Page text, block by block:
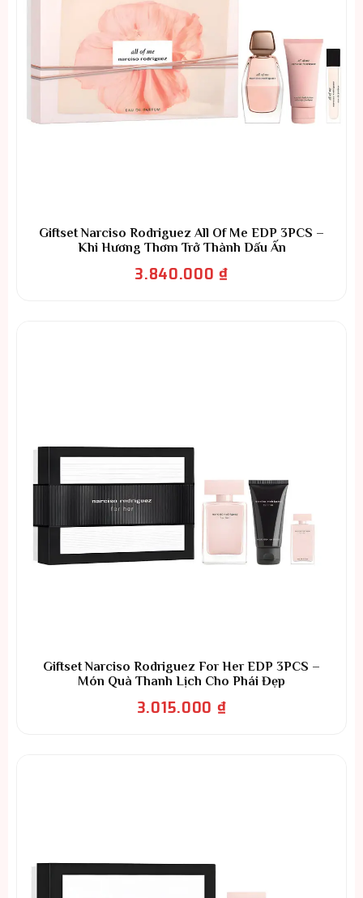
Giftset Narciso Rodriguez All Of Me EDP 3PCS –
Khi Hương Thơm Trở Thành Dấu Ấn
3.840.000₫
Giftset Narciso Rodriguez For Her EDP 3PCS –
Món Quà Thanh Lịch Cho Phái Đẹp
3.015.000 ₫